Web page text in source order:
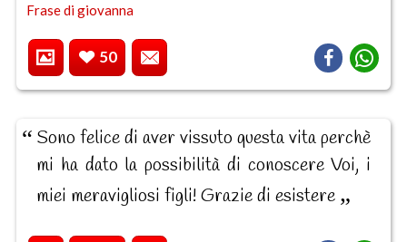
Frase di giovanna
50
Sono felice di aver vissuto questa vita perchè
mi ha dato la possibilità di conoscere Voi, i
miei meravigliosi figli! Grazie di esistere